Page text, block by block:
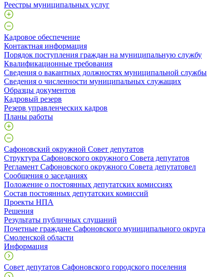
Реестры муниципальных услуг
Кадровое обеспечение
Контактная информация
Порядок поступления граждан на муниципальную службу
Квалификационные требования
Сведения о вакантных должностях муниципальной службы
Сведения о численности муниципальных служащих
Образцы документов
Кадровый резерв
Резерв управленческих кадров
Планы работы
Сафоновский окружной Совет депутатов
Структура Сафоновского окружного Совета депутатов
Регламент Сафоновского окружного Совета депутатовел
Сообщения о заседаниях
Положение о постоянных депутатских комиссиях
Состав постоянных депутатских комиссий
Проекты НПА
Решения
Результаты публичных слушаний
Почетные граждане Сафоновского муниципального округа
Смоленской области
Информация
Совет депутатов Сафоновского городского поселения